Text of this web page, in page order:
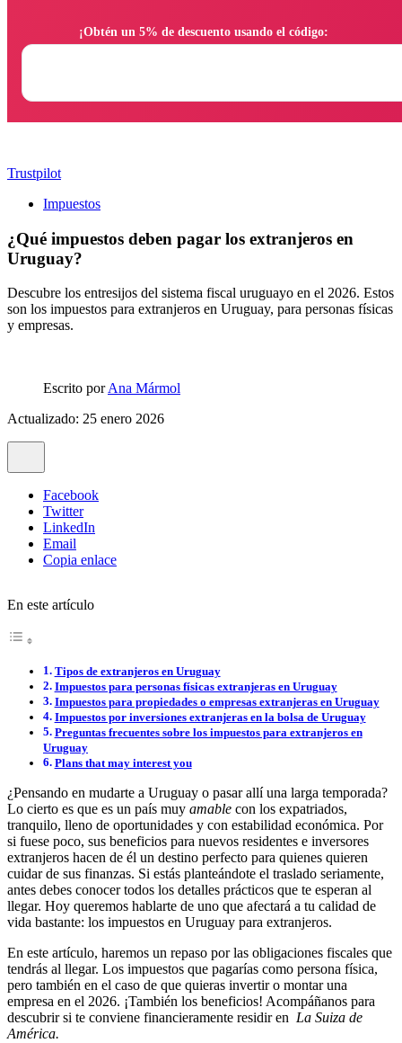
Trustpilot
Impuestos
¿Qué impuestos deben pagar los extranjeros en
Uruguay?
Descubre los entresijos del sistema fiscal uruguayo en el 2026. Estos
son los impuestos para extranjeros en Uruguay, para personas físicas
y empresas.
Escrito porAna Mármol
Actualizado: 25 enero 2026
Facebook
Twitter
LinkedIn
Email
Copia enlace
En este artículo
Tipos de extranjeros en Uruguay
Impuestos para personas físicas extranjeras en Uruguay
Impuestos para propiedades o empresas extranjeras en Uruguay
Impuestos por inversiones extranjeras en la bolsa de Uruguay
Preguntas frecuentes sobre los impuestos para extranjeros en
Uruguay
Plans that may interest you
¿Pensando en mudarte a Uruguay o pasar allí una larga temporada?
Lo cierto es que es un país muy amable con los expatriados,
tranquilo, lleno de oportunidades y con estabilidad económica. Por
si fuese poco, sus beneficios para nuevos residentes e inversores
extranjeros hacen de él un destino perfecto para quienes quieren
cuidar de sus finanzas. Si estás planteándote el traslado seriamente,
antes debes conocer todos los detalles prácticos que te esperan al
llegar. Hoy queremos hablarte de uno que afectará a tu calidad de
vida bastante: los impuestos en Uruguay para extranjeros.
En este artículo, haremos un repaso por las obligaciones fiscales que
tendrás al llegar. Los impuestos que pagarías como persona física,
pero también en el caso de que quieras invertir o montar una
empresa en el 2026. ¡También los beneficios! Acompáñanos para
descubrir si te conviene financieramente residir en La Suiza de
América.